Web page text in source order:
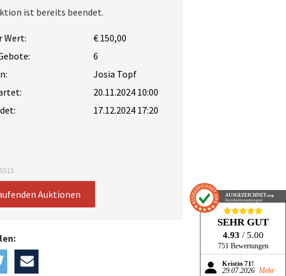
ist bereits beendet.
Wert:
€ 150,00
6
Josia Topf
20.11.2024 10:00
17.12.2024 17:20
Auktionen AUSGEZEICHNET.org
Kundenbewertungen
SEHR GUT
4.93 / 5.00
751 Bewertungen
Kristin 71!
29.07.2026 Mehr